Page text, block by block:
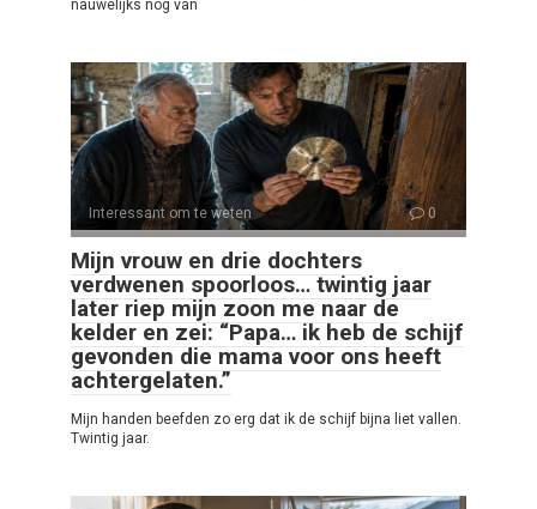
nauwelijks nog van
Interessant om te weten 0
Mijn vrouw en drie dochters
verdwenen spoorloos… twintig jaar
later riep mijn zoon me naar de
kelder en zei: “Papa… ik heb de schijf
gevonden die mama voor ons heeft
achtergelaten.”
Mijn handen beefden zo erg dat ik de schijf bijna liet vallen.
Twintig jaar.